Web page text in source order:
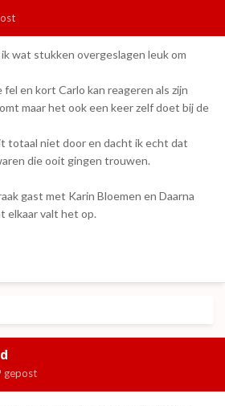
wat stukken overgeslagen leuk om
en kort Carlo kan reageren als zijn
maar het ook een keer zelf doet bij de
totaal niet door en dacht ik echt dat
die ooit gingen trouwen.
gast met Karin Bloemen en Daarna
elkaar valt het op.
gepost